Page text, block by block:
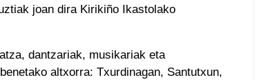
joan dira Kirikiño Ikastolako
dantzariak, musikariak eta
altxorra: Txurdinagan, Santutxun,